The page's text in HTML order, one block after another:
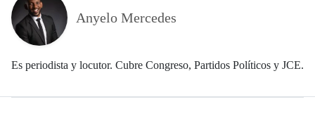
Anyelo Mercedes
Es periodista y locutor. Cubre Congreso, Partidos Políticos y JCE.